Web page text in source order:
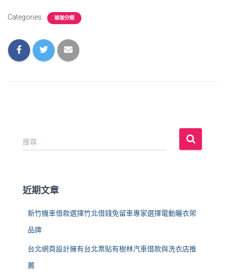
Categories: 瑜珈分類
搜
尋
:
搜尋...
近期文章
新竹機車借款選擇竹北借錢免留車專家選擇電動曬衣架
品牌
台北網頁設計擁有台北票貼有樹林汽車借款與洗衣店推
薦